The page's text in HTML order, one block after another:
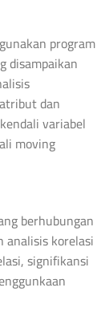
program
disampaikan
dan
variabel
moving
berhubungan
analisis korelasi
signifikansi